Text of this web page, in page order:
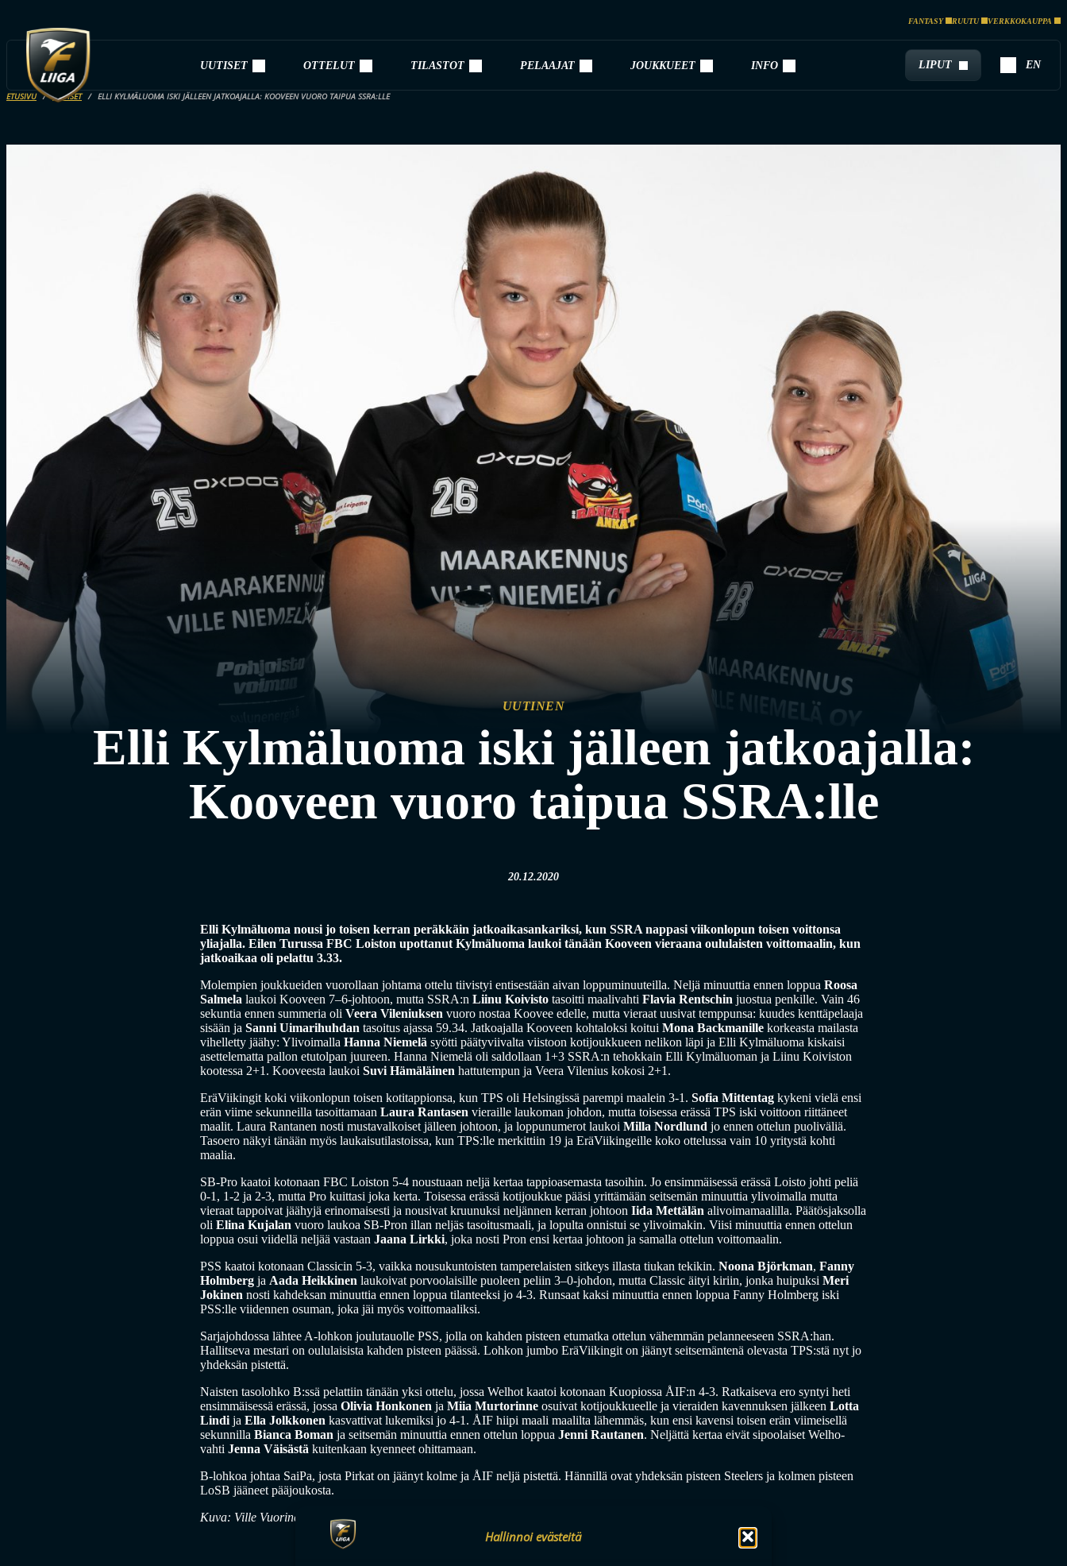
Hallinnoi evästeitä
FANTASY RUUTU VERKKOKAUPPA
UUTISET OTTELUT TILASTOT PELAAJAT JOUKKUEET INFO LIPUT EN
ETUSIVU UUTISET ELLI KYLMÄLUOMA ISKI JÄLLEEN JATKOAJALLA: KOOVEEN VUORO TAIPUA SSRA:LLE
UUTINEN
Elli Kylmäluoma iski jälleen jatkoajalla:
Kooveen vuoro taipua SSRA:lle
20.12.2020
Elli Kylmäluoma nousi jo toisen kerran peräkkäin jatkoaikasankariksi, kun SSRA nappasi viikonlopun toisen voittonsa
yliajalla. Eilen Turussa FBC Loiston upottanut Kylmäluoma laukoi tänään Kooveen vieraana oululaisten voittomaalin, kun
jatkoaikaa oli pelattu 3.33.
Molempien joukkueiden vuorollaan johtama ottelu tiivistyi entisestään aivan loppuminuuteilla. Neljä minuuttia ennen loppua Roosa
Salmela laukoi Kooveen 7–6-johtoon, mutta SSRA:n Liinu Koivisto tasoitti maalivahti Flavia Rentschin juostua penkille. Vain 46
sekuntia ennen summeria oli Veera Vileniuksen vuoro nostaa Koovee edelle, mutta vieraat uusivat temppunsa: kuudes kenttäpelaaja
sisään ja Sanni Uimarihuhdan tasoitus ajassa 59.34. Jatkoajalla Kooveen kohtaloksi koitui Mona Backmanille korkeasta mailasta
vihelletty jäähy: Ylivoimalla Hanna Niemelä syötti päätyviivalta viistoon kotijoukkueen nelikon läpi ja Elli Kylmäluoma kiskaisi
asettelematta pallon etutolpan juureen. Hanna Niemelä oli saldollaan 1+3 SSRA:n tehokkain Elli Kylmäluoman ja Liinu Koiviston
kootessa 2+1. Kooveesta laukoi Suvi Hämäläinen hattutempun ja Veera Vilenius kokosi 2+1.
EräViikingit koki viikonlopun toisen kotitappionsa, kun TPS oli Helsingissä parempi maalein 3-1. Sofia Mittentag kykeni vielä ensi
erän viime sekunneilla tasoittamaan Laura Rantasen vieraille laukoman johdon, mutta toisessa erässä TPS iski voittoon riittäneet
maalit. Laura Rantanen nosti mustavalkoiset jälleen johtoon, ja loppunumerot laukoi Milla Nordlund jo ennen ottelun puoliväliä.
Tasoero näkyi tänään myös laukaisutilastoissa, kun TPS:lle merkittiin 19 ja EräViikingeille koko ottelussa vain 10 yritystä kohti
maalia.
SB-Pro kaatoi kotonaan FBC Loiston 5-4 noustuaan neljä kertaa tappioasemasta tasoihin. Jo ensimmäisessä erässä Loisto johti peliä
0-1, 1-2 ja 2-3, mutta Pro kuittasi joka kerta. Toisessa erässä kotijoukkue pääsi yrittämään seitsemän minuuttia ylivoimalla mutta
vieraat tappoivat jäähyjä erinomaisesti ja nousivat kruunuksi neljännen kerran johtoon Iida Mettälän alivoimamaalilla. Päätösjaksolla
oli Elina Kujalan vuoro laukoa SB-Pron illan neljäs tasoitusmaali, ja lopulta onnistui se ylivoimakin. Viisi minuuttia ennen ottelun
loppua osui viidellä neljää vastaan Jaana Lirkki, joka nosti Pron ensi kertaa johtoon ja samalla ottelun voittomaalin.
PSS kaatoi kotonaan Classicin 5-3, vaikka nousukuntoisten tamperelaisten sitkeys illasta tiukan tekikin. Noona Björkman, Fanny
Holmberg ja Aada Heikkinen laukoivat porvoolaisille puoleen peliin 3–0-johdon, mutta Classic äityi kiriin, jonka huipuksi Meri
Jokinen nosti kahdeksan minuuttia ennen loppua tilanteeksi jo 4-3. Runsaat kaksi minuuttia ennen loppua Fanny Holmberg iski
PSS:lle viidennen osuman, joka jäi myös voittomaaliksi.
Sarjajohdossa lähtee A-lohkon joulutauolle PSS, jolla on kahden pisteen etumatka ottelun vähemmän pelanneeseen SSRA:han.
Hallitseva mestari on oululaisista kahden pisteen päässä. Lohkon jumbo EräViikingit on jäänyt seitsemäntenä olevasta TPS:stä nyt jo
yhdeksän pistettä.
Naisten tasolohko B:ssä pelattiin tänään yksi ottelu, jossa Welhot kaatoi kotonaan Kuopiossa ÅIF:n 4-3. Ratkaiseva ero syntyi heti
ensimmäisessä erässä, jossa Olivia Honkonen ja Miia Murtorinne osuivat kotijoukkueelle ja vieraiden kavennuksen jälkeen Lotta
Lindi ja Ella Jolkkonen kasvattivat lukemiksi jo 4-1. ÅIF hiipi maali maalilta lähemmäs, kun ensi kavensi toisen erän viimeisellä
sekunnilla Bianca Boman ja seitsemän minuuttia ennen ottelun loppua Jenni Rautanen. Neljättä kertaa eivät sipoolaiset Welho-
vahti Jenna Väisästä kuitenkaan kyenneet ohittamaan.
B-lohkoa johtaa SaiPa, josta Pirkat on jäänyt kolme ja ÅIF neljä pistettä. Hännillä ovat yhdeksän pisteen Steelers ja kolmen pisteen
LoSB jääneet pääjoukosta.
Kuva: Ville Vuorinen